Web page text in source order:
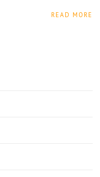
READ MORE